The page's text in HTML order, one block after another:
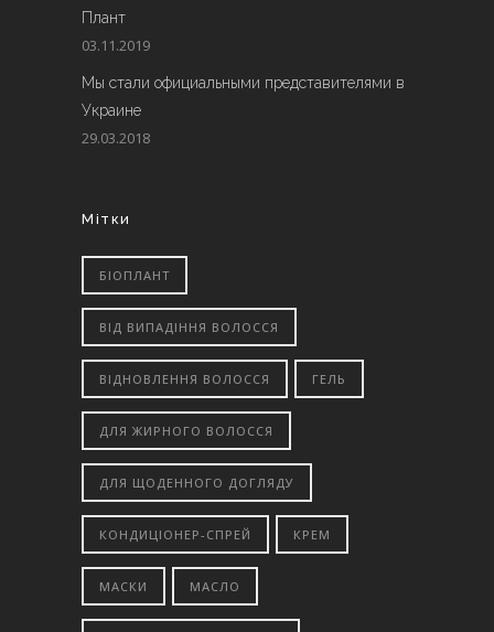
Плант
03.11.2019
Мы стали официальными представителями в
Украине
29.03.2018
Мітки
БІОПЛАНТ
ВІД ВИПАДІННЯ ВОЛОССЯ
ВІДНОВЛЕННЯ ВОЛОССЯ ГЕЛЬ
ДЛЯ ЖИРНОГО ВОЛОССЯ
ДЛЯ ЩОДЕННОГО ДОГЛЯДУ
КОНДИЦІОНЕР-СПРЕЙ КРЕМ
МАСКИ МАСЛО